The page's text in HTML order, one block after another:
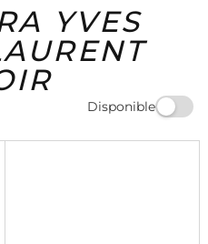
Idées
Cadeaux
Bons
Plans
YVES
Disponible